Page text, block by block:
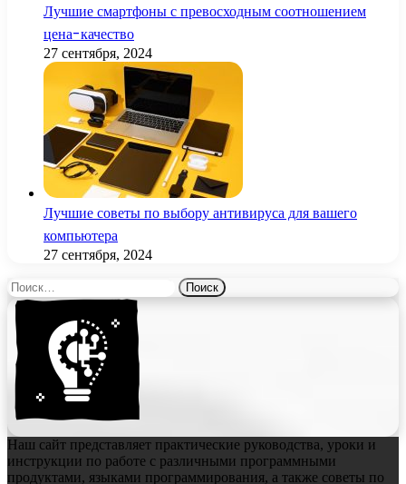
Лучшие смартфоны с превосходным соотношением
цена-качество
27 сентября, 2024
Лучшие советы по выбору антивируса для вашего
компьютера
27 сентября, 2024
Найти:
Наш сайт представляет практические руководства, уроки и
инструкции по работе с различными программными
продуктами, языками программирования, а также советы по